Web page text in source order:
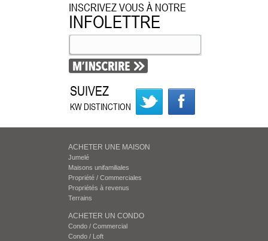
INSCRIVEZ VOUS À NOTRE
INFOLETTRE
SUIVEZ
KW DISTINCTION
ACHETER UNE MAISON
Jumelé
Maisons unifamiliales
Propriété / Commerciales
Propriétés à revenus
Terrains
ACHETER UN CONDO
Condo / Commercial
Condo / Loft